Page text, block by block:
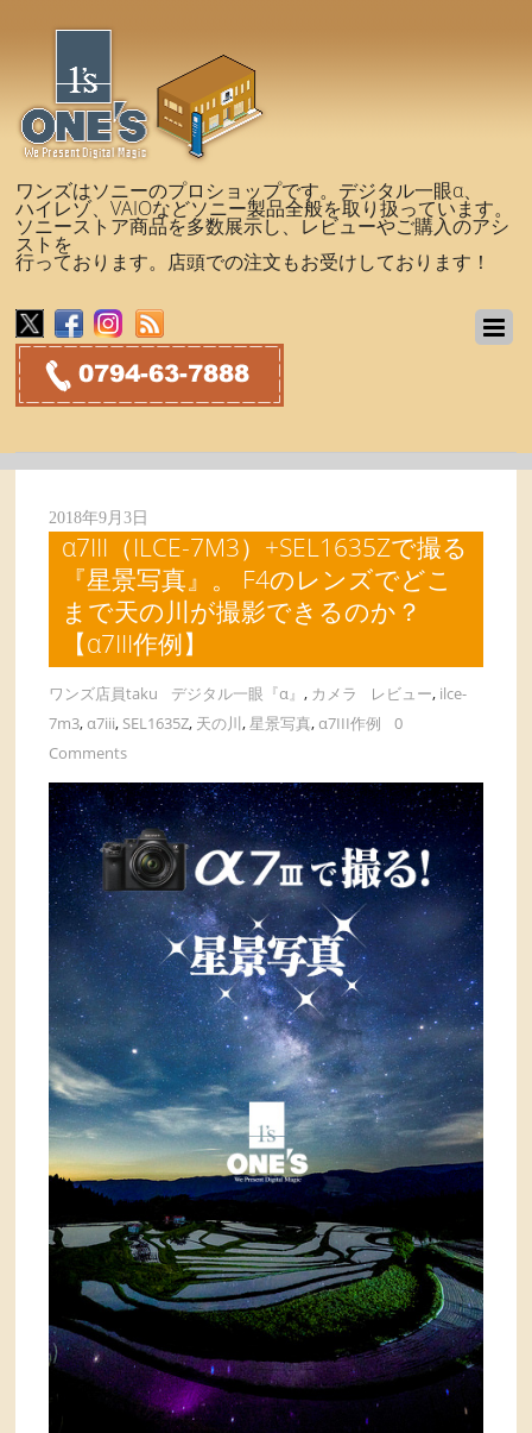
ワンズはソニーのプロショップです。デジタル一眼α、
ハイレゾ、VAIOなどソニー製品全般を取り扱っています。
ソニーストア商品を多数展示し、レビューやご購入のアシ
ストを
行っております。店頭での注文もお受けしております！
2018年9月3日
α7III（ILCE-7M3）+SEL1635Zで撮る
『星景写真』。 F4のレンズでどこ
まで天の川が撮影できるのか？
【α7III作例】
ワンズ店員taku デジタル一眼『α』, カメラ レビュー, ilce-
7m3,α7iii, SEL1635Z, 天の川,星景写真,α7III作例
0
Comments